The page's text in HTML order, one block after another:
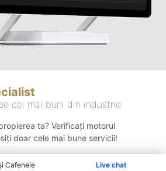
Cafenele Live chat
cei mai buni din industrie
ta? Verificați motorul
doar cele mai bune servicii!